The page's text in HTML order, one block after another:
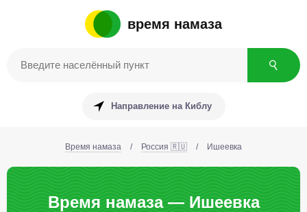
время намаза
Направление на Киблу
Время намаза / Россия 🇷🇺 / Ишеевка
Время намаза — Ишеевка